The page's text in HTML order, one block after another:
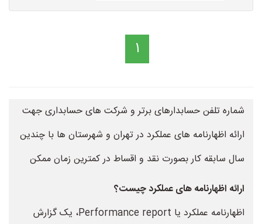
1
شماره تلفن حسابدارهای برتر و شرکت های حسابداری جهت
ارائه اظهارنامه های عملکرد در تهران و شهرستان ها با چندین
سال سابقه کار بصورت نقد و اقساط در کمترین زمان ممکن
ارائه اظهارنامه های عملکرد چیست؟
اظهارنامه عملکرد یا Performance report، یک گزارش